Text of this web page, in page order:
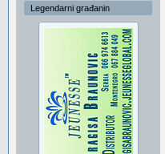
Legendarni građanin